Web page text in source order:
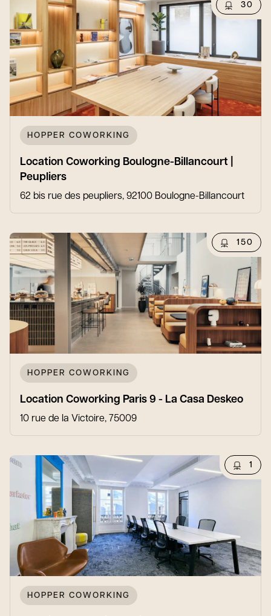
30
HOPPER COWORKING
Location Coworking Boulogne-Billancourt |
Peupliers
62 bis rue des peupliers, 92100 Boulogne-Billancourt
150
HOPPER COWORKING
Location Coworking Paris 9 - La Casa Deskeo
10 rue de la Victoire, 75009
1
HOPPER COWORKING